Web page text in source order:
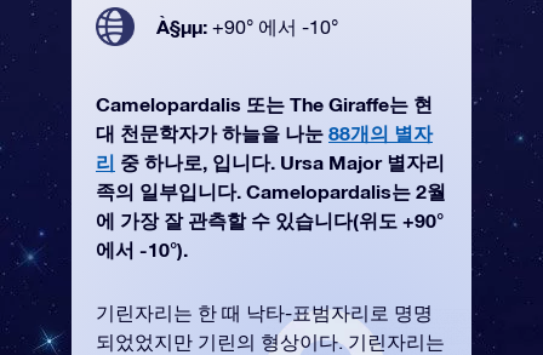
À§µµ: +90° 에서 -10°
Camelopardalis 또는 The Giraffe는 현
대 천문학자가 하늘을 나눈 88개의 별자
리 중 하나로, 입니다. Ursa Major 별자리
족의 일부입니다. Camelopardalis는 2월
에 가장 잘 관측할 수 있습니다(위도 +90°
에서 -10°).
기린자리는 한 때 낙타-표범자리로 명명
되었었지만 기린의 형상이다. 기린자리는